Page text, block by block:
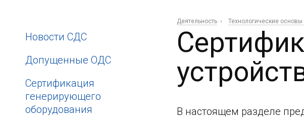
Новости СДС
Допущенные ОДС
Сертификация
генерирующего
оборудования
Деятельность Технологические основы
В настоящем разделе